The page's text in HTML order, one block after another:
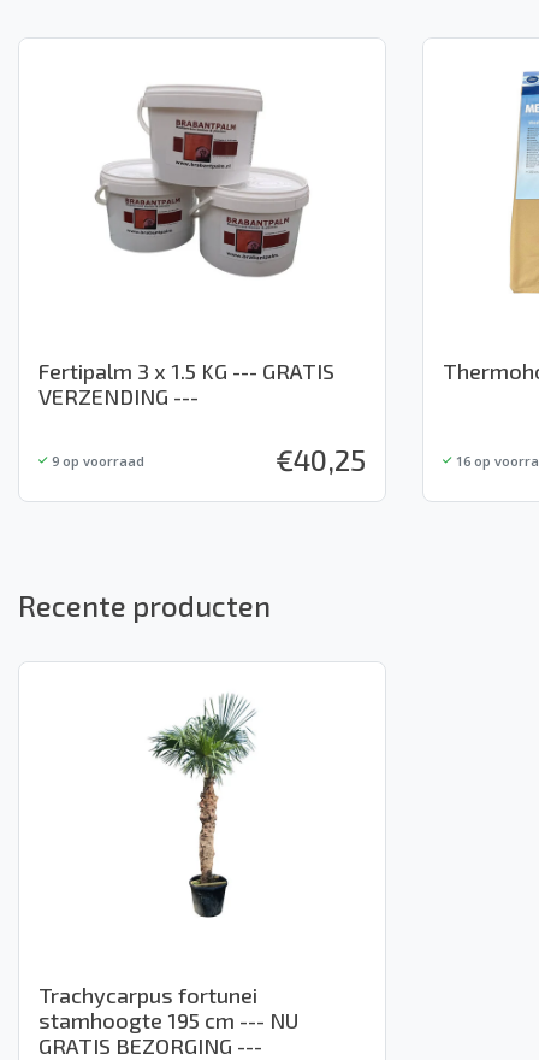
Fertipalm 3 x 1.5 KG --- GRATIS
VERZENDING ---
9 op voorraad €40,25 16 op
Recente producten
Trachycarpus fortunei
stamhoogte 195 cm --- NU
GRATIS BEZORGING ---